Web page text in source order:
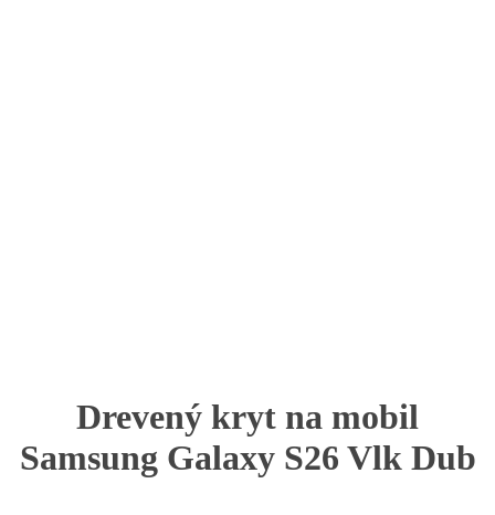
Drevený kryt na mobil
Samsung Galaxy S26 Vlk Dub